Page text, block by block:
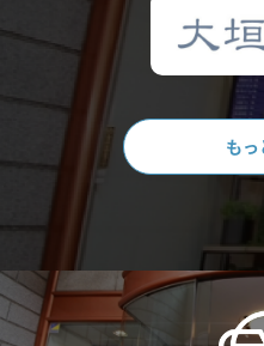
もっ